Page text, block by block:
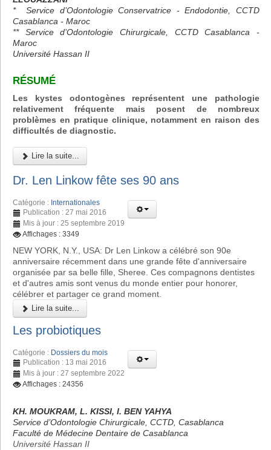
* Service d’Odontologie Conservatrice - Endodontie, CCTD
Casablanca - Maroc
** Service d’Odontologie Chirurgicale, CCTD Casablanca -
Maroc
Université Hassan II
RÉSUMÉ
Les kystes odontogènes représentent une pathologie
relativement fréquente mais posent de nombreux
problèmes en pratique clinique, notamment en raison des
difficultés de diagnostic.
Lire la suite...
Dr. Len Linkow fête ses 90 ans
Catégorie : Internationales
Publication : 27 mai 2016
Mis à jour : 25 septembre 2019
Affichages : 3349
NEW YORK, N.Y., USA: Dr Len Linkow a célébré son 90e
anniversaire récemment dans une grande fête d'anniversaire
organisée par sa belle fille, Sheree. Ces compagnons dentistes
et d'autres amis sont venus du monde entier pour honorer,
célébrer et partager ce grand moment.
Lire la suite...
Les probiotiques
Catégorie : Dossiers du mois
Publication : 13 mai 2016
Mis à jour : 27 septembre 2022
Affichages : 24356
KH. MOUKRAM, L. KISSI, I. BEN YAHYA
Service d’Odontologie Chirurgicale, CCTD, Casablanca
Faculté de Médecine Dentaire de Casablanca
Université Hassan II